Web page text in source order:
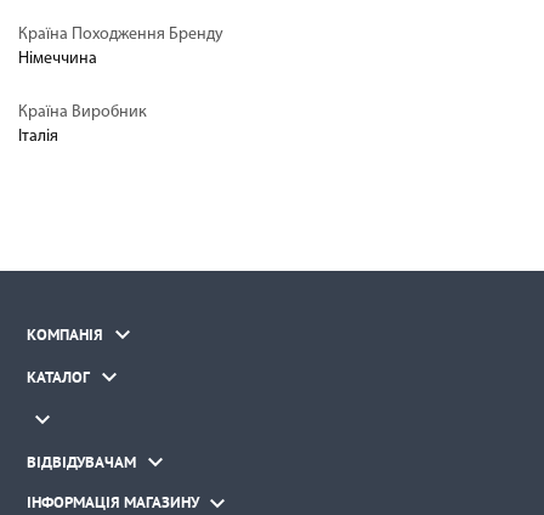
Країна Походження Бренду
Німеччина
Країна Виробник
Італія
КОМПАНІЯ 
КАТАЛОГ 

ВІДВІДУВАЧАМ 
ІНФОРМАЦІЯ МАГАЗИНУ 